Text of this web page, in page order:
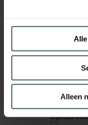
Alleen
Upload CV
Max.
Upload